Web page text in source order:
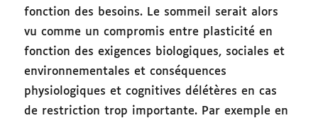
fonction des besoins. Le sommeil serait alors
vu comme un compromis entre plasticité en
fonction des exigences biologiques, sociales et
environnementales et conséquences
physiologiques et cognitives délétères en cas
de restriction trop importante. Par exemple en